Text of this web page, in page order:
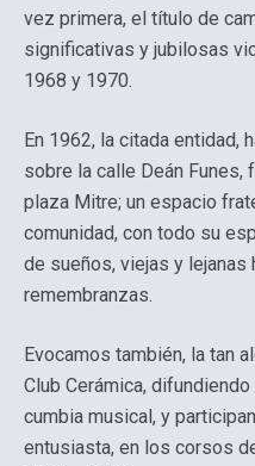
vez primera, el título de
significativas y jubilosas
1968 y 1970.
En 1962, la citada entidad,
sobre la calle Deán Funes,
plaza Mitre; un espacio
comunidad, con todo su
de sueños, viejas y lejanas
remembranzas.
Evocamos también, la tan
Club Cerámica,
cumbia musical, y
entusiasta, en los corsos